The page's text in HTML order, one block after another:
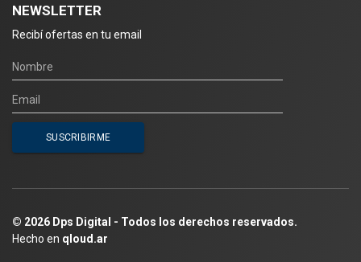
NEWSLETTER
Recibí ofertas en tu email
© 2026 Dps Digital - Todos los derechos reservados.
Hecho en qloud.ar